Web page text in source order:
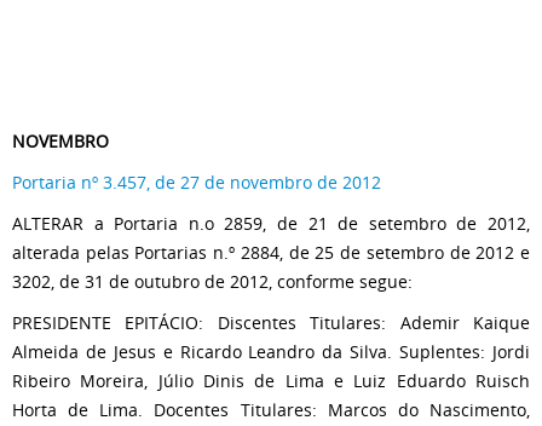
NOVEMBRO
Portaria nº 3.457, de 27 de novembro de 2012
ALTERAR a Portaria n.o 2859, de 21 de setembro de 2012,
alterada pelas Portarias n.º 2884, de 25 de setembro de 2012 e
3202, de 31 de outubro de 2012, conforme segue:
PRESIDENTE EPITÁCIO: Discentes Titulares: Ademir Kaique
Almeida de Jesus e Ricardo Leandro da Silva. Suplentes: Jordi
Ribeiro Moreira, Júlio Dinis de Lima e Luiz Eduardo Ruisch
Horta de Lima. Docentes Titulares: Marcos do Nascimento,